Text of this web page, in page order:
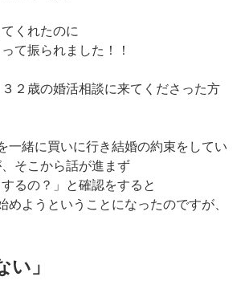
くれたのに
て振られました！！
２歳の婚活相談に来てくださった方
一緒に買いに行き結婚の約束をしてい
そこから話が進まず
るの？」と確認をすると
めようということになったのですが、
い」